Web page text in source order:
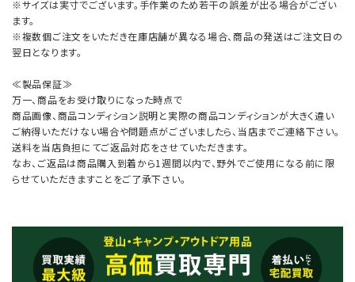
※サイズは実寸でございます。手作業のため若干の誤差が出る場合がござい
ます。
※複数個ご注文をいただき在庫店舗が異なる場合、商品の発送はご注文日の
翌日となります。
≪製品保証≫
万一、商品をお受け取りになった時点で
商品画像、商品コンディション説明と実際の商品コンディションが大きく違い
ご納得いただけない場合や問題点がございましたら、当店までご連絡下さい。
送料を当店負担にてご返品対応をさせていただきます。
なお、ご返品は商品購入到着から1週間以内で、野外でご使用になる前に限
らせていただきますことをご了承下さい。